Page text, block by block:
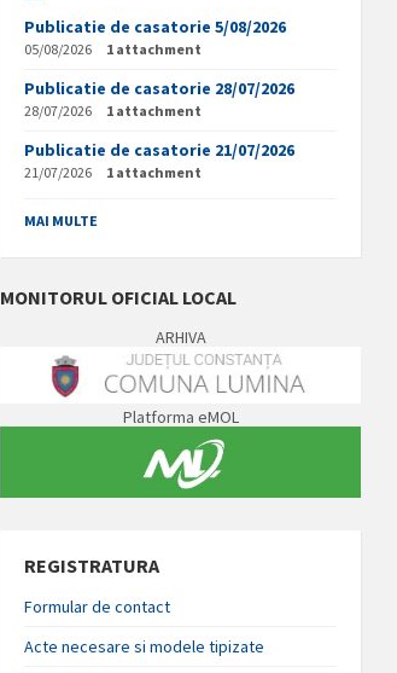
Publicatie de casatorie 5/08/2026
05/08/2026 1 attachment
Publicatie de casatorie 28/07/2026
28/07/2026 1 attachment
Publicatie de casatorie 21/07/2026
21/07/2026 1 attachment
MAI MULTE
MONITORUL OFICIAL LOCAL
ARHIVA
Platforma eMOL
REGISTRATURA
Formular de contact
Acte necesare si modele tipizate